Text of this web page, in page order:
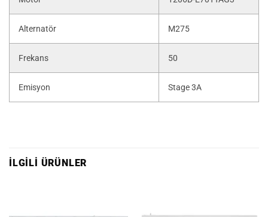
Alternatör M275
Frekans 50
Emisyon Stage 3A
İLGILI ÜRÜNLER